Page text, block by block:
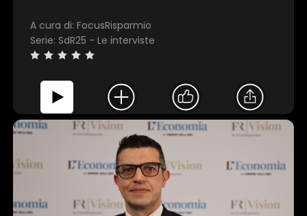
A cura di: FocusRisparmio
Serie: SdR25 - Le interviste